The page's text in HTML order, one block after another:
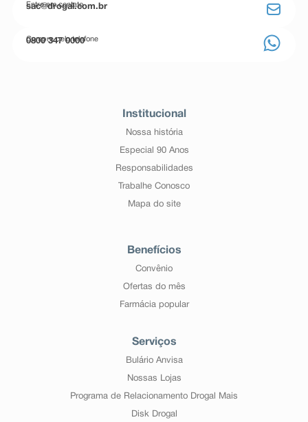
Entre em contato
sac@drogal.com.br
Compre pelo telefone
0800 347 0000
Institucional
Nossa história
Especial 90 Anos
Responsabilidades
Trabalhe Conosco
Mapa do site
Benefícios
Convênio
Ofertas do mês
Farmácia popular
Serviços
Bulário Anvisa
Nossas Lojas
Programa de Relacionamento Drogal Mais
Disk Drogal